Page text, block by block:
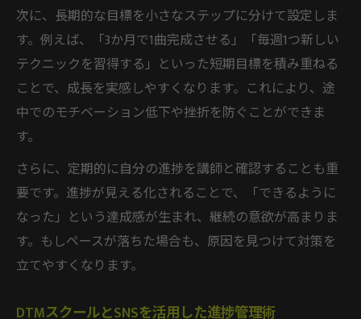
次に、長期的な目標を小さなステップに分けて設定しま
す。例えば、「3か月で1曲完成させる」「毎週1つ新しい
テクニックを習得する」といった短期目標を積み重ねる
ことで、成長を実感しやすくなります。これにより、途
中でのモチベーション低下や挫折を防ぐことができま
す。
さらに、定期的に自分の進捗を講師と確認することも重
要です。進捗が見える化されることで、「できるように
なった」という達成感が生まれ、継続の意欲が高まりま
す。もしペースが落ちた場合も、原因を見つけて対策を
立てやすくなります。
DTMスクールとSNSを活用した進捗管理術